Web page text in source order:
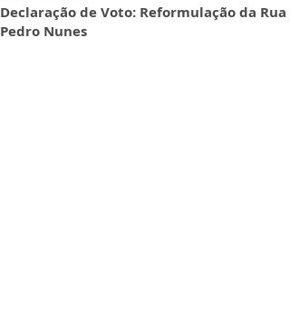
Declaração de Voto: Reformulação da Rua
Pedro Nunes